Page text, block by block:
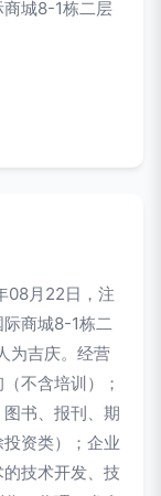
城8-1栋二层
08月22日，注
际商城8-1栋二
为吉庆。经营
不含培训）；
书、报刊、期
资类）；企业
技术开发、技